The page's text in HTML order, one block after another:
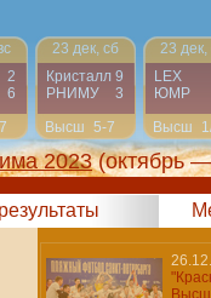
2
6
23 дек, сб
Кристалл 9
РНИМУ
3
Высш 5-7
23 дек,
LEX
ЮМР
Высш
2023 (октябрь